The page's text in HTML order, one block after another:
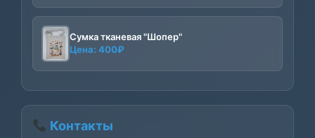
Сумка тканевая "Шопер"
Цена: 400₽
Контакты